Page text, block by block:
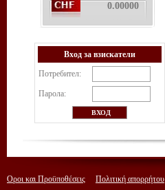
0.00000
Вход за взискатели
Потребител:
Парола:
Οροι και Προϋποθέσεις Πολιτική απορρήτου